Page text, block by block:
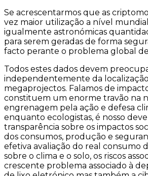
Se acrescentarmos que as
vez maior utilização a nível
igualmente astronómicas
para serem geradas de forma
facto perante o problema global
Todos estes dados devem
independentemente da
megaprojectos. Falamos de
constituem um enorme travão na
engrenagem pela ação e defesa
enquanto ecologistas, é nosso
transparência sobre os impactos
dos consumos, produção e
efetiva avaliação do real consumo
sobre o clima e o solo, os riscos
crescente problema associado à